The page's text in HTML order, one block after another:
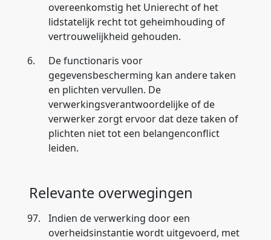
overeenkomstig het Unierecht of het
lidstatelijk recht tot geheimhouding of
vertrouwelijkheid gehouden.
6.
De functionaris voor
gegevensbescherming kan andere taken
en plichten vervullen. De
verwerkingsverantwoordelijke of de
verwerker zorgt ervoor dat deze taken of
plichten niet tot een belangenconflict
leiden.
Relevante overwegingen
97.
Indien de verwerking door een
overheidsinstantie wordt uitgevoerd, met